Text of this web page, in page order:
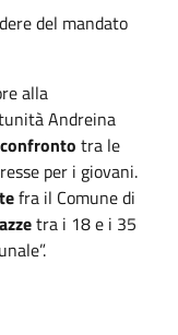
del mandato
alla
Andreina
tra le
per i giovani.
fra il Comune di
tra i 18 e i 35